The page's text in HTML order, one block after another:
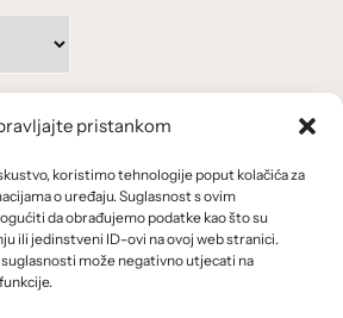
pristankom
koristimo tehnologije poput kolačića za
o uređaju. Suglasnost s ovim
da obrađujemo podatke kao što su
ili jedinstveni ID-ovi na ovoj web stranici.
može negativno utjecati na